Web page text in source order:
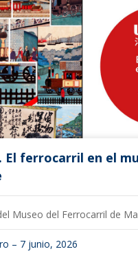
El ferrocarril en el
Museo del Ferrocarril de
– 7 junio, 2026